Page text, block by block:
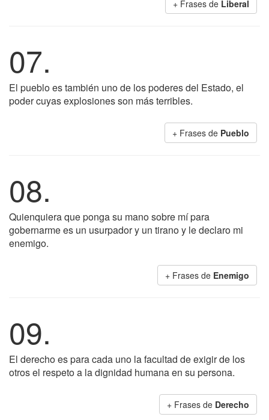
+ Frases de Liberal
07.
El pueblo es también uno de los poderes del Estado, el
poder cuyas explosiones son más terribles.
+ Frases de Pueblo
08.
Quienquiera que ponga su mano sobre mí para
gobernarme es un usurpador y un tirano y le declaro mi
enemigo.
+ Frases de Enemigo
09.
El derecho es para cada uno la facultad de exigir de los
otros el respeto a la dignidad humana en su persona.
+ Frases de Derecho